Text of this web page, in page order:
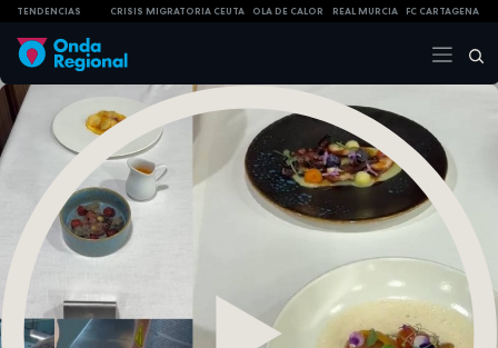
TENDENCIAS CRISIS MIGRATORIA CEUTA OLA DE CALOR REAL MURCIA FC CARTAGENA